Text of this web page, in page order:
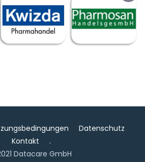
Datenschutz
Kontakt
.
Datacare GmbH